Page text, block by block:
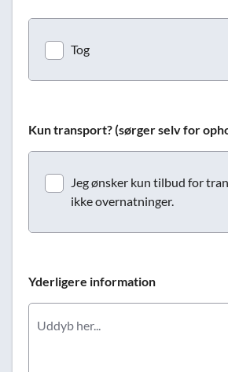
Tog
Kun transport? (sørger selv for
Jeg ønsker kun tilbud for
ikke overnatninger.
Yderligere information